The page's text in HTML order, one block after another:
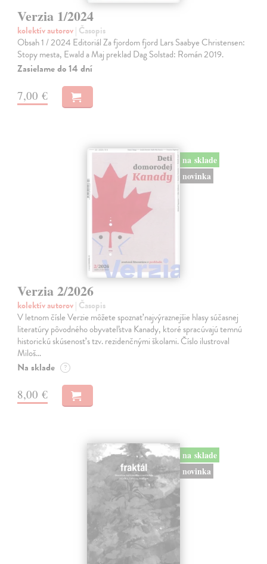
Verzia 1/2024
kolektív autorov| Časopis
Obsah 1 / 2024 Editoriál Za fjordom fjord Lars Saabye Christensen:
Stopy mesta, Ewald a Maj preklad Dag Solstad: Román 2019.
Zasielame do 14 dní
7,00 €
na sklade
novinka
Verzia 2/2026
kolektív autorov| Časopis
V letnom čísle Verzie môžete spoznať najvýraznejšie hlasy súčasnej
literatúry pôvodného obyvateľstva Kanady, ktoré spracúvajú temnú
historickú skúsenosť s tzv. rezidenčnými školami. Číslo ilustroval
Miloš…
Na sklade ?
8,00 €
na sklade
novinka